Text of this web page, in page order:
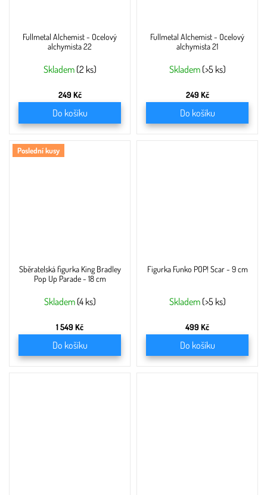
Fullmetal Alchemist - Ocelový
alchymista 22
Skladem (2 ks)
249 Kč
Do košíku
Fullmetal Alchemist - Ocelový
alchymista 21
Skladem (>5 ks)
249 Kč
Do košíku
Poslední kusy
Sběratelská figurka King Bradley
Pop Up Parade - 18 cm
Skladem (4 ks)
1 549 Kč
Do košíku
Figurka Funko POP! Scar - 9 cm
Skladem (>5 ks)
499 Kč
Do košíku